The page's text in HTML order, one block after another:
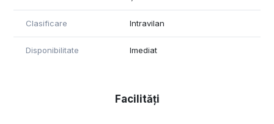
Clasificare Intravilan
Disponibilitate Imediat
Facilități